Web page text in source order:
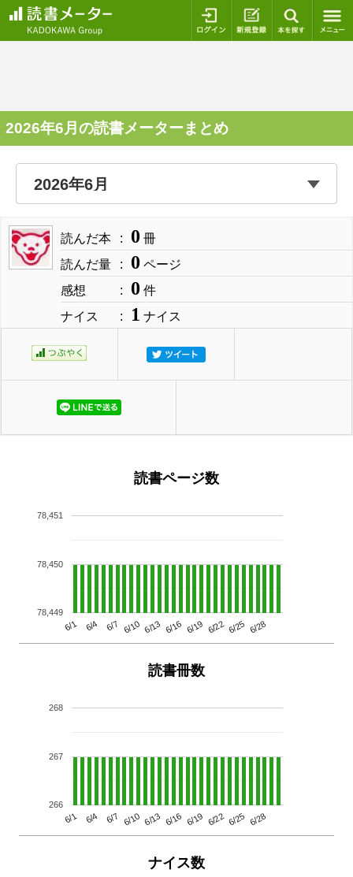
ログイン 新規登録
2026年6月の読書メーターまとめ
読んだ本 0 冊
読んだ量
0 ページ
感想
0 件
ナイス
1 ナイス
読書ページ数
6/1 6/4 6/7 6/10 6/13 6/16 6/19 6/22 6/25 6/28
78,449
78,450
78,451
読書冊数
6/1 6/4 6/7 6/10 6/13 6/16 6/19 6/22 6/25 6/28
266
267
268
ナイス数